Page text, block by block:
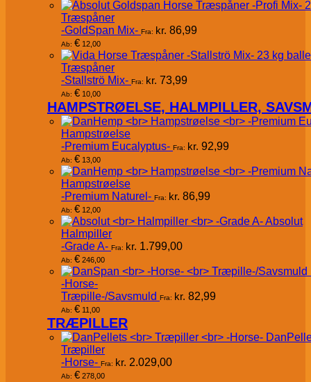
Træspåner
-GoldSpan Mix- Fra: kr. 86,99
Ab: € 12,00
Træspåner
-Stallströ Mix- Fra: kr. 73,99
Ab: € 10,00
HAMPSTRØELSE, HALMPILLER,
Hampstrøelse
-Premium Eucalyptus- Fra: kr. 92,99
Ab: € 13,00
Hampstrøelse
-Premium Naturel- Fra: kr. 86,99
Ab: € 12,00
Absolut
Halmpiller
-Grade A- Fra: kr. 1.799,00
Ab: € 246,00
-Horse-
Træpille-/Savsmuld Fra: kr. 82,99
Ab: € 11,00
TRÆPILLER
Træpiller
-Horse- Fra: kr. 2.029,00
Ab: € 278,00